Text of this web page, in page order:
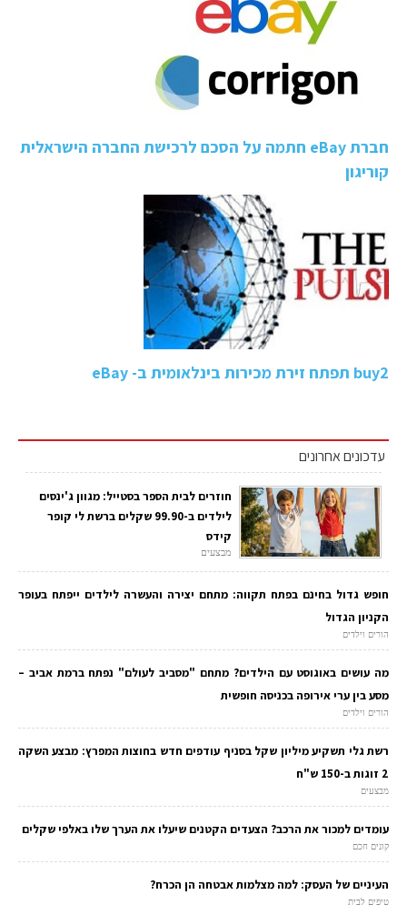
חברת eBay חתמה על הסכם לרכישת החברה הישראלית
קוריגון
buy2 תפתח זירת מכירות בינלאומית ב- eBay
עדכונים אחרונים
חוזרים לבית הספר בסטייל: מגוון ג'ינסים
לילדים ב-99.90 שקלים ברשת לי קופר
קידס
מבצעים
חופש גדול בחינם בפתח תקווה: מתחם יצירה והעשרה לילדים ייפתח בעופר
הקניון הגדול
הורים וילדים
מה עושים באוגוסט עם הילדים? מתחם "מסביב לעולם" נפתח ברמת אביב –
מסע בין ערי אירופה בכניסה חופשית
הורים וילדים
רשת גלי תשקיע מיליון שקל בסניף עודפים חדש בחוצות המפרץ: מבצע השקה
2 זוגות ב-150 ש"ח
מבצעים
עומדים למכור את הרכב? הצעדים הקטנים שיעלו את הערך שלו באלפי שקלים
קונים חכם
העיניים של העסק: למה מצלמות אבטחה הן הכרח?
טיפים לבית